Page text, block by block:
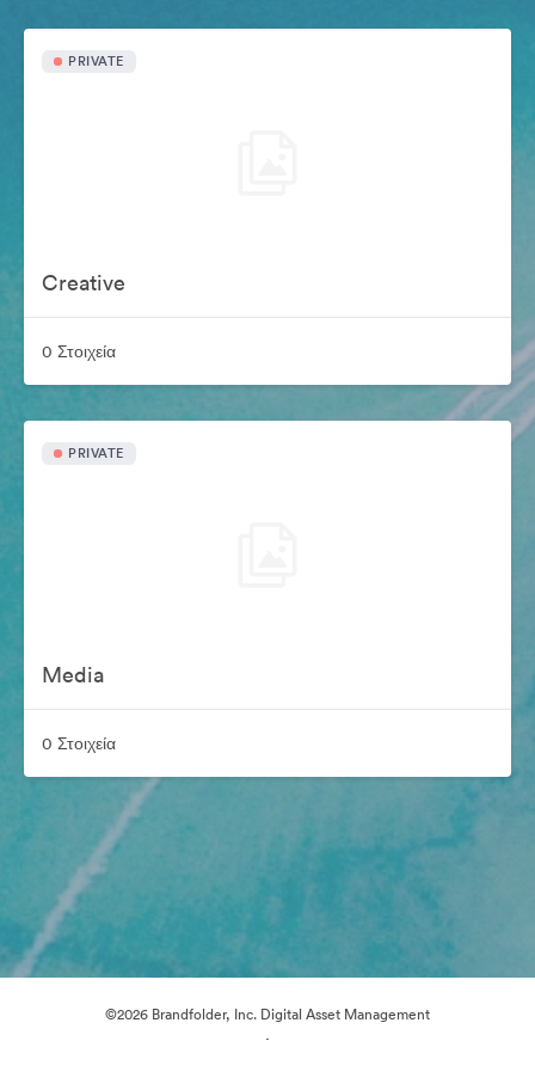
PRIVATE
Creative
0 Στοιχεία
PRIVATE
Media
0 Στοιχεία
©2026 Brandfolder, Inc. Digital Asset Management
·